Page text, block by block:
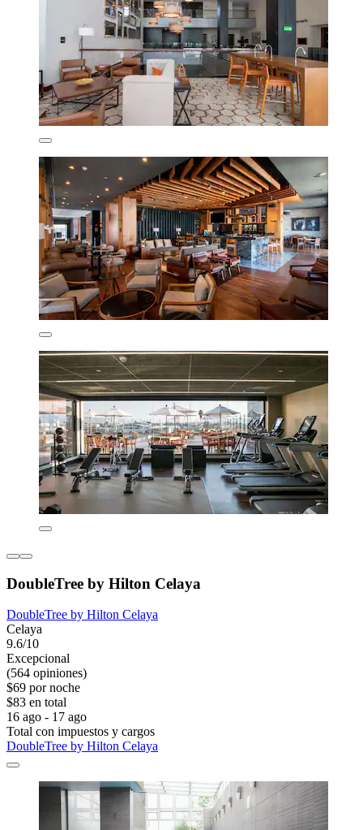
DoubleTree by Hilton Celaya
DoubleTree by Hilton Celaya
Celaya
9.6/10
Excepcional
(564 opiniones)
$69 por noche
$83 en total
16 ago - 17 ago
Total con impuestos y cargos
DoubleTree by Hilton Celaya